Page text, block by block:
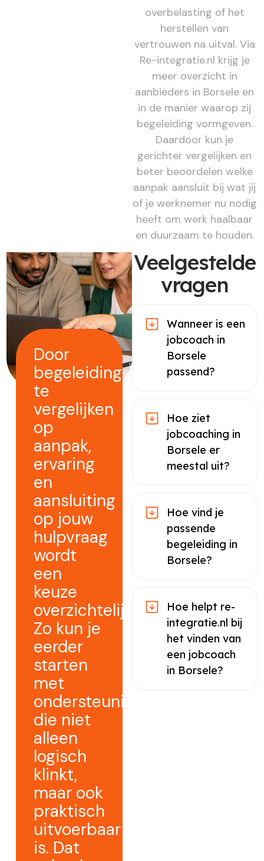
overbelasting of het
herstellen van
vertrouwen na uitval. Via
Re-integratie.nl krijg je
meer overzicht in
aanbieders in Borsele en
in de manier waarop zij
begeleiding vormgeven.
Daardoor kun je
gerichter vergelijken en
beter beoordelen welke
aanpak aansluit bij wat jij
of je werknemer nu nodig
heeft om werk haalbaar
en duurzaam te houden.
Door
begeleiding
te
vergelijken
op
aanpak,
ervaring
en
aansluiting
op jouw
hulpvraag
wordt
een
keuze
overzichtelijker.
Zo kun je
eerder
starten
met
ondersteuning
die niet
alleen
logisch
klinkt,
maar ook
praktisch
uitvoerbaar
is. Dat
Veelgestelde
vragen
Wanneer is een
jobcoach in
Borsele
passend?
Hoe ziet
jobcoaching in
Borsele er
meestal uit?
Hoe vind je
passende
begeleiding in
Borsele?
Hoe helpt re-
integratie.nl bij
het vinden van
een jobcoach
in Borsele?